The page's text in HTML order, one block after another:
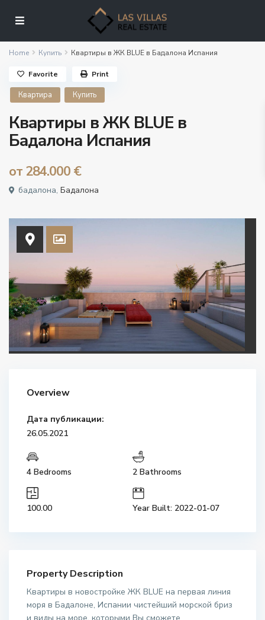
Home Купить Квартиры в ЖК BLUE в Бадалона Испания
Квартира Купить
Квартиры в ЖК BLUE в
Бадалона Испания
от 284.000 €
бадалона,Бадалона
Favorite Print
Overview
Дата публикации:
26.05.2021
4 Bedrooms 2 Bathrooms
100.00 Year Built: 2022-01-07
Property Description
Квартиры в новостройке ЖК BLUE на первая линия
моря в Бадалоне, Испании чистейший морской бриз